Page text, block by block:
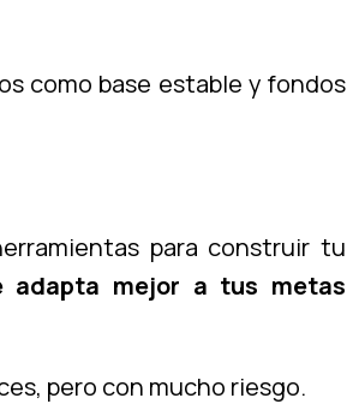
como base estable y fondos
para construir tu
adapta mejor a tus metas
pero con mucho riesgo.